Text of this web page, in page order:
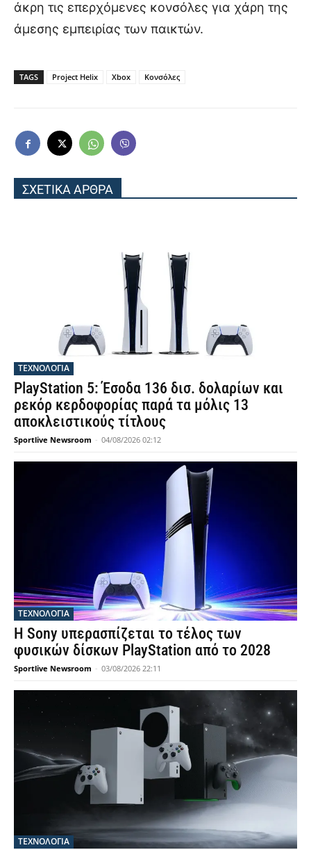
άκρη τις επερχόμενες κονσόλες για χάρη της
άμεσης εμπειρίας των παικτών.
TAGS Project Helix Xbox Κονσόλες
ΣΧΕΤΙΚΑ ΑΡΘΡΑ
ΤΕΧΝΟΛΟΓΙΑ
PlayStation 5: Έσοδα 136 δισ. δολαρίων και
ρεκόρ κερδοφορίας παρά τα μόλις 13
αποκλειστικούς τίτλους
Sportlive Newsroom - 04/08/2026 02:12
ΤΕΧΝΟΛΟΓΙΑ
Η Sony υπερασπίζεται το τέλος των
φυσικών δίσκων PlayStation από το 2028
Sportlive Newsroom - 03/08/2026 22:11
ΤΕΧΝΟΛΟΓΙΑ